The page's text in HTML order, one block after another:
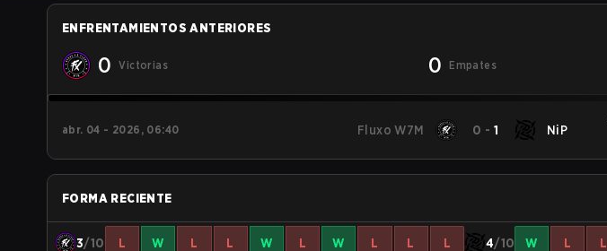
ENFRENTAMIENTOS ANTERIORES
0 Victorias 0 Empates
abr. 04 - 2026, 06:40 Fluxo W7M 0 - 1 NiP
FORMA RECIENTE
3/10 L W L L W L W L L L 4/10 W L L